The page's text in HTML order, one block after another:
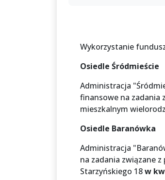
Wykorzystanie
Osiedle Śródmieście
Administracja
finansowe na zadania
mieszkalnym
Osiedle Baranówka
Administracja
na zadania związane
Starzyńskiego 18w